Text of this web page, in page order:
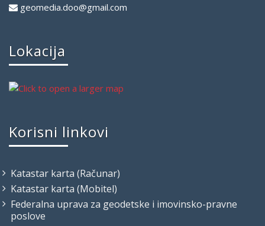
geomedia.doo@gmail.com
Lokacija
Korisni linkovi
Katastar karta (Računar)
Katastar karta (Mobitel)
Federalna uprava za geodetske i imovinsko-pravne
poslove